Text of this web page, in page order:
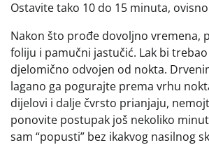
Ostavite tako 10 do 15 minuta,
Nakon što prođe dovoljno vremena,
foliju i pamučni jastučić. Lak bi
djelomično odvojen od nokta.
lagano ga pogurajte prema vrhu
dijelovi i dalje čvrsto prianjaju,
ponovite postupak još nekoliko
sam “popusti” bez ikakvog nasilnog